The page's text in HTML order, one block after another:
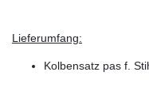
Lieferumfang:
Kolbensatz pas f.